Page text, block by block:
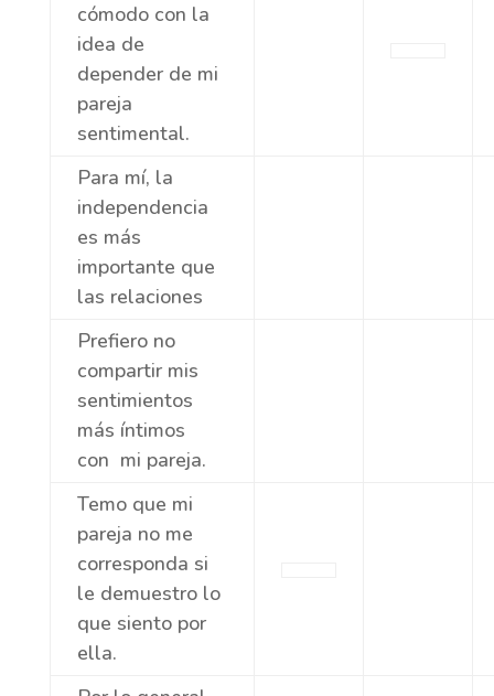
cómodo con la
idea de
depender de mi
pareja
sentimental.
Para mí, la
independencia
es más
importante que
las relaciones
Prefiero no
compartir mis
sentimientos
más íntimos
con mi pareja.
Temo que mi
pareja no me
corresponda si
le demuestro lo
que siento por
ella.